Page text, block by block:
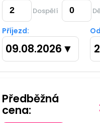
Dospělí
Příjezd:
09.08.2026 ▼
Předběžná
cena: